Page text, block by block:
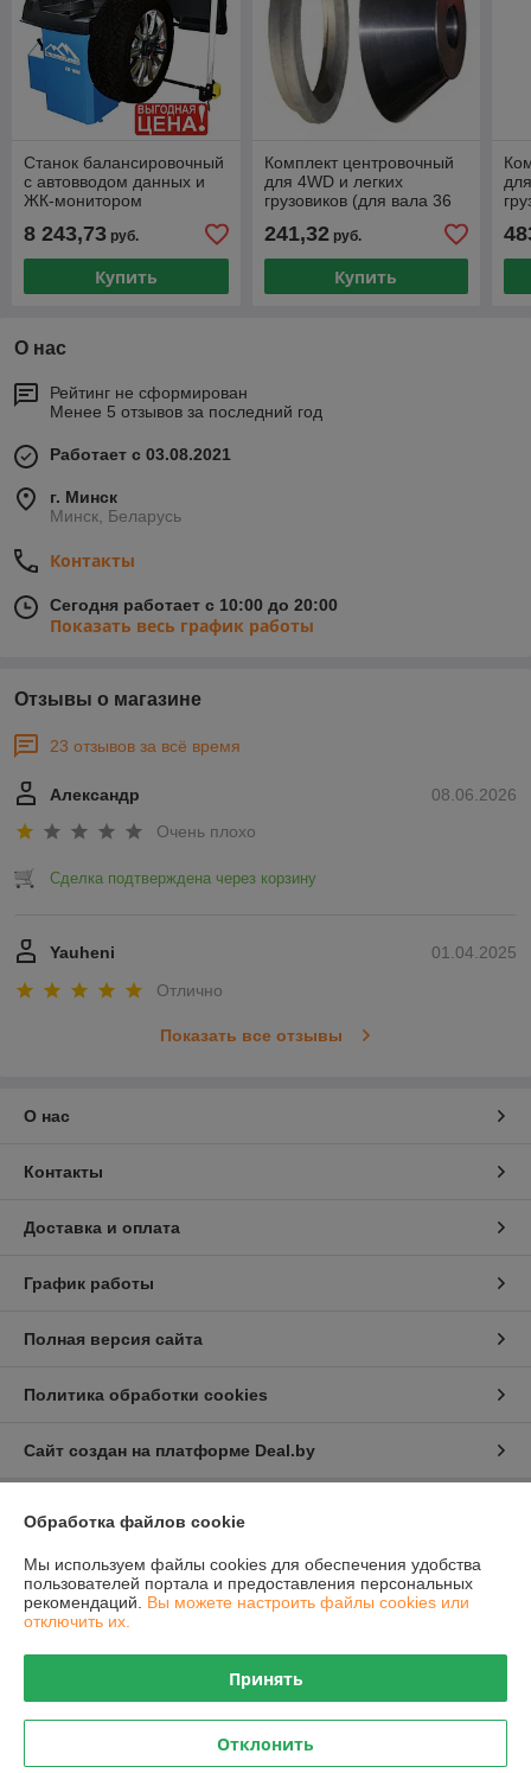
Станок балансировочный
с автовводом данных и
ЖК-монитором
CB1990B (для колес до
70 кг)
8 243,73 руб.
Купить
Комплект центровочный
для 4WD и легких
грузовиков (для вала 36
241,32руб.
Купить
О нас
Рейтинг не сформирован
Менее 5 отзывов за последний год
Работает с 03.08.2021
г. Минск
Минск, Беларусь
Контакты
Сегодня работает с 10:00 до 20:00
Показать весь график работы
Отзывы о магазине
23 отзывов за всё время
08.06.2026
Александр
Очень плохо
Сделка подтверждена через корзину
01.04.2025
Yauheni
Отлично
Показать все отзывы
О нас
Контакты
Доставка и оплата
График работы
Полная версия сайта
Политика обработки cookies
Сайт создан на платформе Deal.by
Информация для покупателя
Юридическое лицо:Общество с ограниченной ответственностью
"Проектатек"
220090,г .Минск., ул.Олешева д.1
комитет
Дата регистрации компании: 19.08.2021
Обработка файлов cookie
Мы используем файлы cookies для обеспечения удобства
пользователей портала и предоставления персональных
рекомендаций. Вы можете настроить файлы cookies или
отключить их.
Принять
Отклонить